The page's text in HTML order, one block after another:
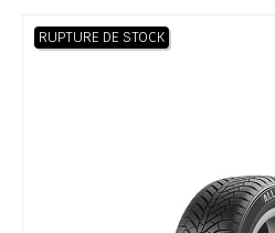
RUPTURE DE STOCK